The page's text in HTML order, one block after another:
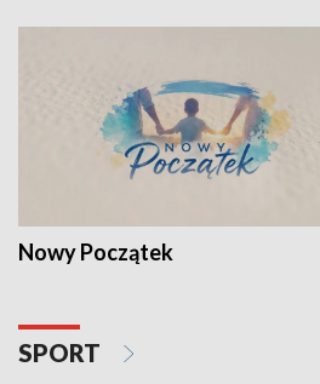
Nowy Początek
SPORT